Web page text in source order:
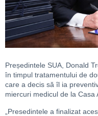
Președintele SUA, Donald
în timpul tratamentului de
care a decis să îl ia
miercuri medicul de la Casa
„Presedintele a finalizat